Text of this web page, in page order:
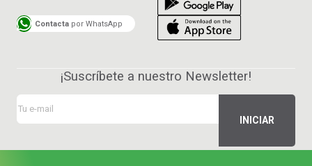
Contacta por WhatsApp
¡Suscríbete a nuestro Newsletter!